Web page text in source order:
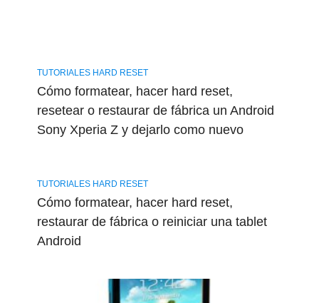
TUTORIALES HARD RESET
Cómo formatear, hacer hard reset,
resetear o restaurar de fábrica un Android
Sony Xperia Z y dejarlo como nuevo
TUTORIALES HARD RESET
Cómo formatear, hacer hard reset,
restaurar de fábrica o reiniciar una tablet
Android